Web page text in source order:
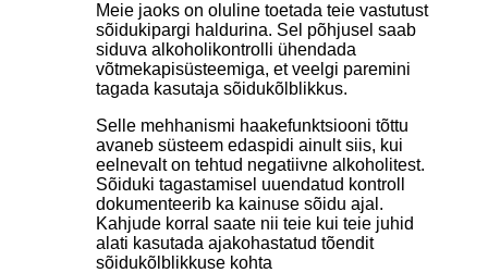
Meie jaoks on oluline toetada teie vastutust
sõidukipargi haldurina. Sel põhjusel saab
siduva alkoholikontrolli ühendada
võtmekapisüsteemiga, et veelgi paremini
tagada kasutaja sõidukõlblikkus.
Selle mehhanismi haakefunktsiooni tõttu
avaneb süsteem edaspidi ainult siis, kui
eelnevalt on tehtud negatiivne alkoholitest.
Sõiduki tagastamisel uuendatud kontroll
dokumenteerib ka kainuse sõidu ajal.
Kahjude korral saate nii teie kui teie juhid
alati kasutada ajakohastatud tõendit
sõidukõlblikkuse kohta